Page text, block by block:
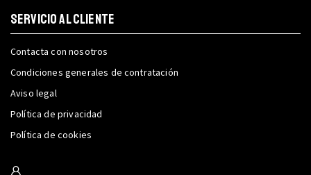
SERVICIO AL CLIENTE
Contacta con nosotros
Condiciones generales de contratación
Aviso legal
Política de privacidad
Política de cookies